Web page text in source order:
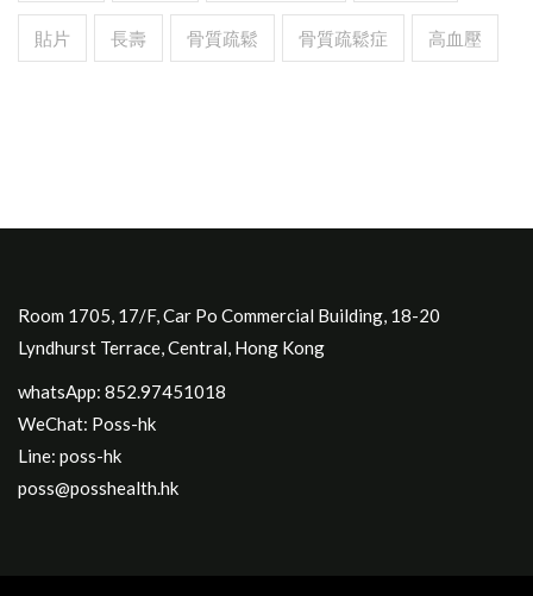
貼片 長壽 骨質疏鬆 骨質疏鬆症 高血壓
Room 1705, 17/F, Car Po Commercial Building, 18-20
Lyndhurst Terrace, Central, Hong Kong
whatsApp: 852.97451018
WeChat: Poss-hk
Line: poss-hk
poss@posshealth.hk